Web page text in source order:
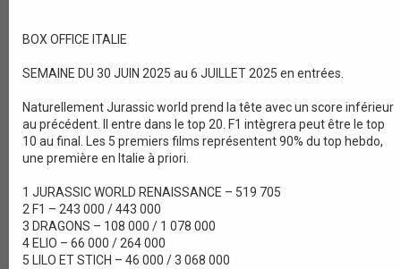
BOX OFFICE ITALIE
SEMAINE DU 30 JUIN 2025 au 6 JUILLET 2025 en entrées.
Naturellement Jurassic world prend la tête avec un score inférieur
au précédent. Il entre dans le top 20. F1 intègrera peut être le top
10 au final. Les 5 premiers films représentent 90% du top hebdo,
une première en Italie à priori.
1 JURASSIC WORLD RENAISSANCE – 519 705
2 F1 – 243 000 / 443 000
3 DRAGONS – 108 000 / 1 078 000
4 ELIO – 66 000 / 264 000
5 LILO ET STICH – 46 000 / 3 068 000